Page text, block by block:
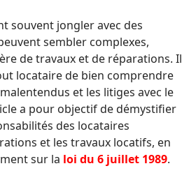
souvent jongler avec des
sembler complexes,
de travaux et de réparations. Il
locataire de bien comprendre
et les litiges avec le
a pour objectif de démystifier
des locataires
et les travaux locatifs, en
sur la loi du 6 juillet 1989.